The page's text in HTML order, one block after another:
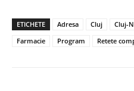
ETICHETE Adresa Cluj Cluj-
Farmacie
Program Retete